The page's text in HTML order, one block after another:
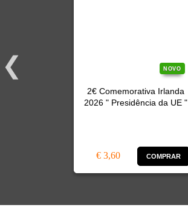
NOVO
2€ Comemorativa Irlanda
2026 " Presidência da UE "
€ 3,60 COMPRAR